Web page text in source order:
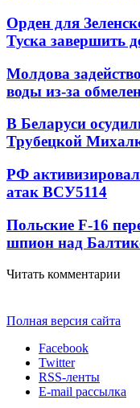
Орден для
Туска завершить
Молдова
воды из-за
В Беларуси
Трубецкой
РФ
атак ВСУ5114
Польские F-16
шпион над
Читать комментарии
Полная версия сайта
Facebook
Twitter
RSS-ленты
E-mail рассылка